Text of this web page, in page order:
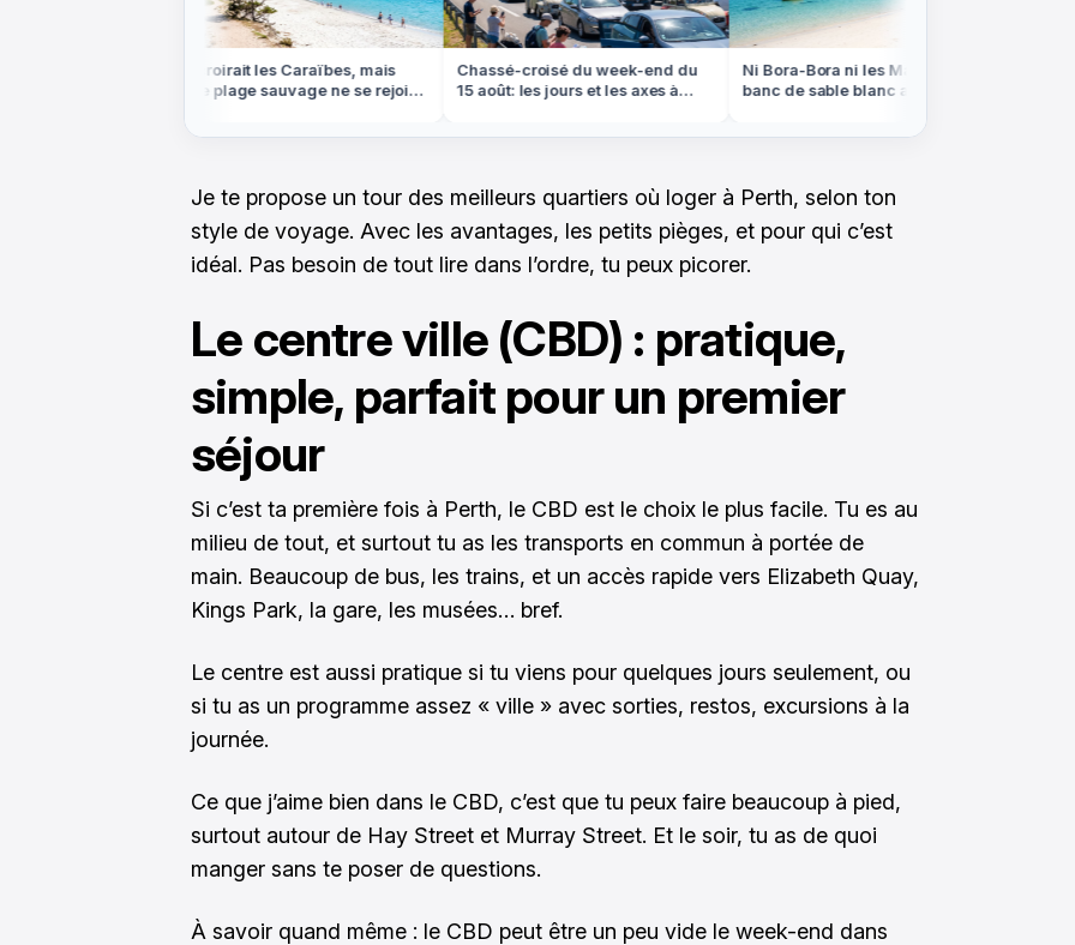
On croirait les Caraïbes, mais
cette plage sauvage ne se rejoint
Chassé-croisé du week-end du
15 août: les jours et les axes à
Ni Bora-Bora ni les Maldives, ce
banc de sable blanc apparaît à
Je te propose un tour des meilleurs quartiers où loger à Perth, selon ton
style de voyage. Avec les avantages, les petits pièges, et pour qui c’est
idéal. Pas besoin de tout lire dans l’ordre, tu peux picorer.
Le centre ville (CBD) : pratique,
simple, parfait pour un premier
séjour
Si c’est ta première fois à Perth, le CBD est le choix le plus facile. Tu es au
milieu de tout, et surtout tu as les transports en commun à portée de
main. Beaucoup de bus, les trains, et un accès rapide vers Elizabeth Quay,
Kings Park, la gare, les musées… bref.
Le centre est aussi pratique si tu viens pour quelques jours seulement, ou
si tu as un programme assez « ville » avec sorties, restos, excursions à la
journée.
Ce que j’aime bien dans le CBD, c’est que tu peux faire beaucoup à pied,
surtout autour de Hay Street et Murray Street. Et le soir, tu as de quoi
manger sans te poser de questions.
À savoir quand même : le CBD peut être un peu vide le week-end dans